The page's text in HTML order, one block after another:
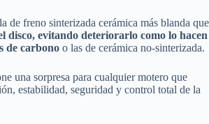
de freno sinterizada cerámica más blanda que
disco, evitando deteriorarlo como lo hacen
de carbono o las de cerámica no-sinterizada.
una sorpresa para cualquier motero que
estabilidad, seguridad y control total de la